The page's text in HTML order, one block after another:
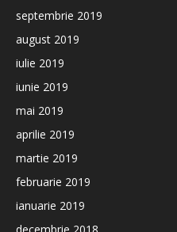
septembrie 2019
august 2019
iulie 2019
iunie 2019
mai 2019
aprilie 2019
martie 2019
februarie 2019
ianuarie 2019
decembrie 2018